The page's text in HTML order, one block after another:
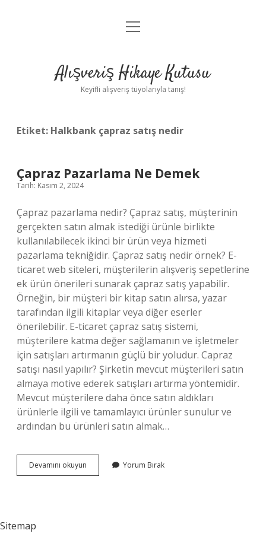
Anasayfa
Yasal Uyarı
menüyü
Alışveriş Hikaye Kutusu
Keyifli alışveriş tüyolarıyla tanış!
Etiket: Halkbank çapraz satış nedir
Çapraz Pazarlama Ne Demek
Tarih: Kasım 2, 2024
Çapraz pazarlama nedir? Çapraz satış, müşterinin
gerçekten satın almak istediği ürünle birlikte
kullanılabilecek ikinci bir ürün veya hizmeti
pazarlama tekniğidir. Çapraz satış nedir örnek? E-
ticaret web siteleri, müşterilerin alışveriş sepetlerine
ek ürün önerileri sunarak çapraz satış yapabilir.
Örneğin, bir müşteri bir kitap satın alırsa, yazar
tarafından ilgili kitaplar veya diğer eserler
önerilebilir. E-ticaret çapraz satış sistemi,
müşterilere katma değer sağlamanın ve işletmeler
için satışları artırmanın güçlü bir yoludur. Capraz
satışı nasıl yapılır? Şirketin mevcut müşterileri satın
almaya motive ederek satışları artırma yöntemidir.
Mevcut müşterilere daha önce satın aldıkları
ürünlerle ilgili ve tamamlayıcı ürünler sunulur ve
ardından bu ürünleri satın almak…
Devamını okuyun
Pazarlama
Yorum Bırak
Sitemap